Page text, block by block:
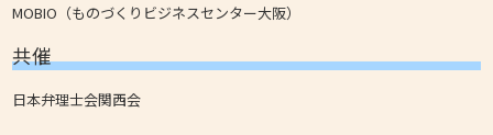
MOBIO（ものづくりビジネスセンター大阪）
共催
日本弁理士会関西会